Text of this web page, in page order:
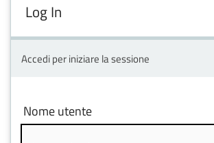
Log In
Accedi per iniziare la sessione
Nome utente